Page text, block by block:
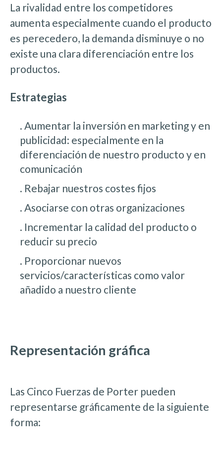
La rivalidad entre los competidores
aumenta especialmente cuando el producto
es perecedero, la demanda disminuye o no
existe una clara diferenciación entre los
productos.
Estrategias
. Aumentar la inversión en marketing y en
publicidad: especialmente en la
diferenciación de nuestro producto y en
comunicación
. Rebajar nuestros costes fijos
. Asociarse con otras organizaciones
. Incrementar la calidad del producto o
reducir su precio
. Proporcionar nuevos
servicios/características como valor
añadido a nuestro cliente
Representación gráfica
Las Cinco Fuerzas de Porter pueden
representarse gráficamente de la siguiente
forma: